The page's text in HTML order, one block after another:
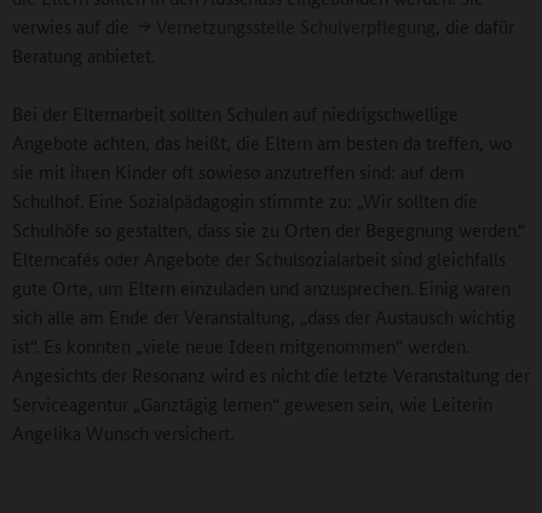
verwies auf die
Vernetzungsstelle Schulverpflegung , die dafür
Beratung anbietet.
Bei der Elternarbeit sollten Schulen auf niedrigschwellige
Angebote achten, das heißt, die Eltern am besten da treffen, wo
sie mit ihren Kinder oft sowieso anzutreffen sind: auf dem
Schulhof. Eine Sozialpädagogin stimmte zu: „Wir sollten die
Schulhöfe so gestalten, dass sie zu Orten der Begegnung werden.“
Elterncafés oder Angebote der Schulsozialarbeit sind gleichfalls
gute Orte, um Eltern einzuladen und anzusprechen. Einig waren
sich alle am Ende der Veranstaltung, „dass der Austausch wichtig
ist“. Es konnten „viele neue Ideen mitgenommen“ werden.
Angesichts der Resonanz wird es nicht die letzte Veranstaltung der
Serviceagentur „Ganztägig lernen“ gewesen sein, wie Leiterin
Angelika Wunsch versichert.